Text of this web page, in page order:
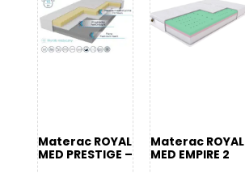
7
000 zł
8
865 zł
Materac ROYAL
MED PRESTIGE –
Materac ROYAL
MED EMPIRE 2